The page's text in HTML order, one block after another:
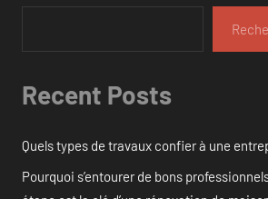
Recent Posts
Quels types de travaux confier à une
Pourquoi s’entourer de bons